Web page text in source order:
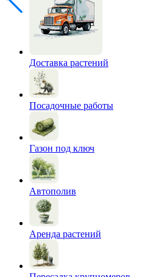
Доставка растений
Посадочные работы
Газон под ключ
Автополив
Аренда растений